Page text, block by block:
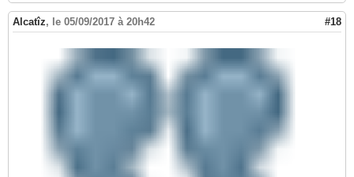
Alcatîz, le 05/09/2017 à 20h42 #18